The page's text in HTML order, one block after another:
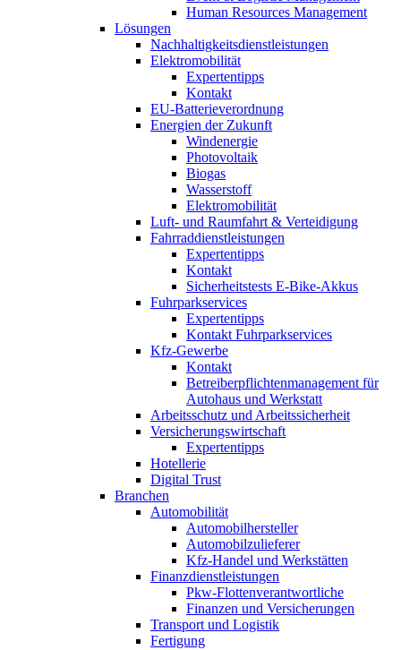
Human Resources Management
Lösungen
Nachhaltigkeitsdienstleistungen
Elektromobilität
Expertentipps
Kontakt
EU-Batterieverordnung
Energien der Zukunft
Windenergie
Photovoltaik
Biogas
Wasserstoff
Elektromobilität
Luft- und Raumfahrt & Verteidigung
Fahrraddienstleistungen
Expertentipps
Kontakt
Sicherheitstests E-Bike-Akkus
Fuhrparkservices
Expertentipps
Kontakt Fuhrparkservices
Kfz-Gewerbe
Kontakt
Betreiberpflichtenmanagement für
Autohaus und Werkstatt
Arbeitsschutz und Arbeitssicherheit
Versicherungswirtschaft
Expertentipps
Hotellerie
Digital Trust
Branchen
Automobilität
Automobilhersteller
Automobilzulieferer
Kfz-Handel und Werkstätten
Finanzdienstleistungen
Pkw‑Flottenverantwortliche
Finanzen und Versicherungen
Transport und Logistik
Fertigung